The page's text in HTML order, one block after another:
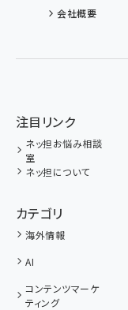
会社概要
注目リンク
ネッ担お悩み相談
室
ネッ担について
カテゴリ
海外情報
AI
コンテンツマーケ
ティング